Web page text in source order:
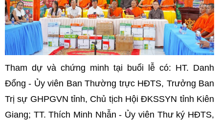
Tham dự và chứng minh tại buổi lễ có: HT. Danh
Đổng - Ủy viên Ban Thường trực HĐTS, Trưởng Ban
Trị sự GHPGVN tỉnh, Chủ tịch Hội ĐKSSYN tỉnh Kiên
Giang; TT. Thích Minh Nhẫn - Ủy viên Thư ký HĐTS,